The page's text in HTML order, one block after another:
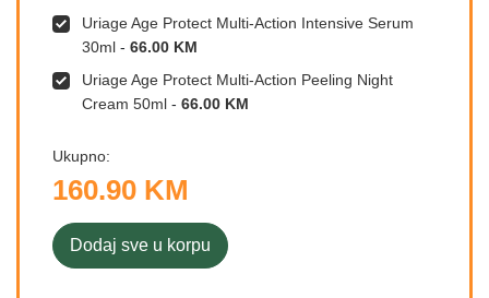
Uriage Age Protect Multi-Action Intensive Serum
30ml - 66.00 KM
Uriage Age Protect Multi-Action Peeling Night
Cream 50ml - 66.00 KM
Ukupno:
160.90 KM
Dodaj sve u korpu